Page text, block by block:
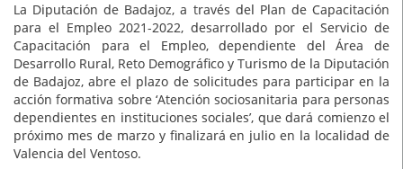
La Diputación de Badajoz, a través del Plan de Capacitación
para el Empleo 2021-2022, desarrollado por el Servicio de
Capacitación para el Empleo, dependiente del Área de
Desarrollo Rural, Reto Demográfico y Turismo de la Diputación
de Badajoz, abre el plazo de solicitudes para participar en la
acción formativa sobre ‘Atención sociosanitaria para personas
dependientes en instituciones sociales’, que dará comienzo el
próximo mes de marzo y finalizará en julio en la localidad de
Valencia del Ventoso.